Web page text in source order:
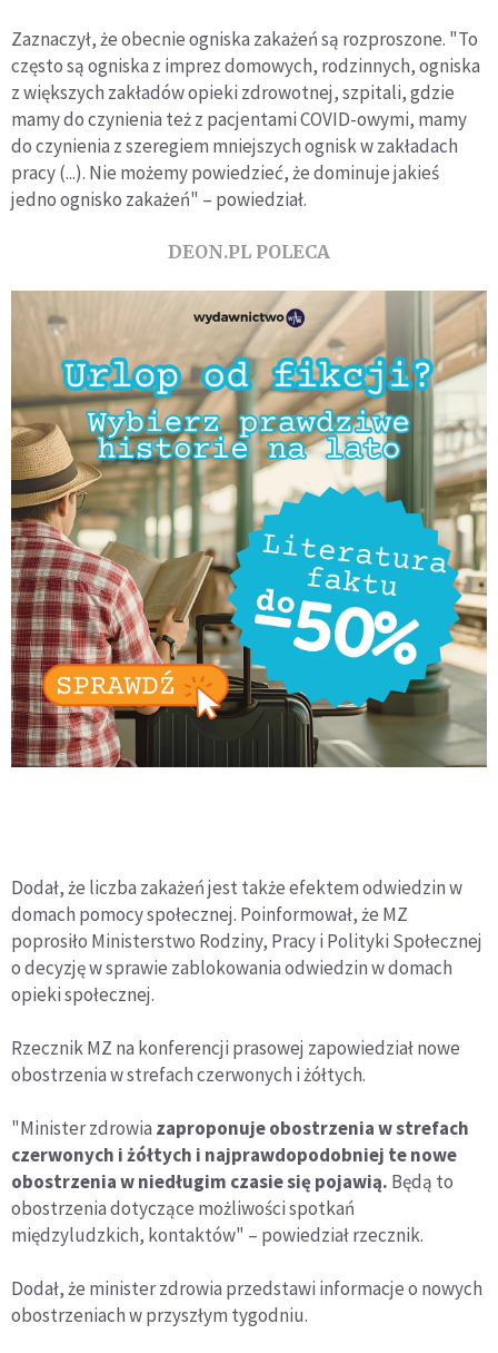
Zaznaczył, że obecnie ogniska zakażeń są rozproszone. "To
często są ogniska z imprez domowych, rodzinnych, ogniska
z większych zakładów opieki zdrowotnej, szpitali, gdzie
mamy do czynienia też z pacjentami COVID-owymi, mamy
do czynienia z szeregiem mniejszych ognisk w zakładach
pracy (...). Nie możemy powiedzieć, że dominuje jakieś
jedno ognisko zakażeń" – powiedział.
DEON.PL POLECA
Dodał, że liczba zakażeń jest także efektem odwiedzin w
domach pomocy społecznej. Poinformował, że MZ
poprosiło Ministerstwo Rodziny, Pracy i Polityki Społecznej
o decyzję w sprawie zablokowania odwiedzin w domach
opieki społecznej.
Rzecznik MZ na konferencji prasowej zapowiedział nowe
obostrzenia w strefach czerwonych i żółtych.
"Minister zdrowia zaproponuje obostrzenia w strefach
czerwonych i żółtych i najprawdopodobniej te nowe
obostrzenia w niedługim czasie się pojawią. Będą to
obostrzenia dotyczące możliwości spotkań
międzyludzkich, kontaktów" – powiedział rzecznik.
Dodał, że minister zdrowia przedstawi informacje o nowych
obostrzeniach w przyszłym tygodniu.